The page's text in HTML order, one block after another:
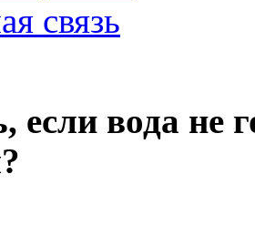
связь
если вода не